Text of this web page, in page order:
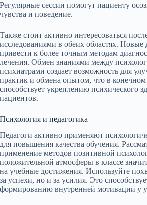
Регулярные сессии помогут пациенту
чувства и поведение.
Также стоит активно интересоваться
исследованиями в обеих областях. Новые
привести к более точным методам
лечения. Обмен знаниями между
психиатрами создает возможность для
практик и обмена опытом, что в конечном
способствует укреплению психического
пациентов.
Психология и педагогика
Педагоги активно применяют
для повышения качества обучения.
применение методов позитивной
положительной атмосферы в классе
на учебные достижения. Используйте
за успехи, но и за усилия. Это
формированию внутренней мотивации у